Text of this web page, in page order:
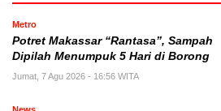
Metro
Potret Makassar “Rantasa”, Sampah
Dipilah Menumpuk 5 Hari di Borong
Jumat, 7 Agu 2026 - 16:56 WITA